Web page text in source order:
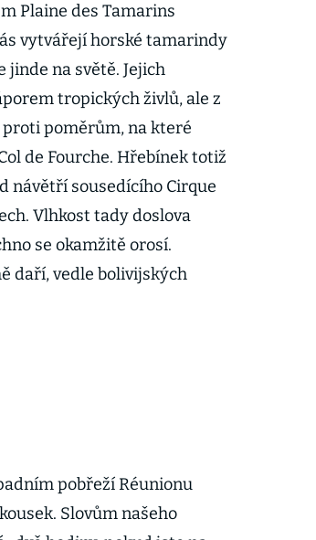
Plaine des Tamarins
vytvářejí horské tamarindy
na světě. Jejich
tropických živlů, ale z
poměrům, na které
de Fourche. Hřebínek totiž
návětří sousedícího Cirque
Vlhkost tady doslova
se okamžitě orosí.
daří, vedle bolivijských
pobřeží Réunionu
Slovům našeho